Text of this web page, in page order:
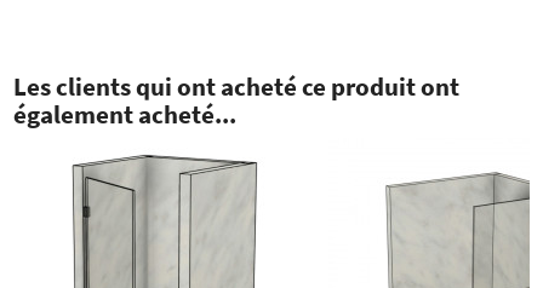
Les clients qui ont acheté ce produit ont
également acheté...